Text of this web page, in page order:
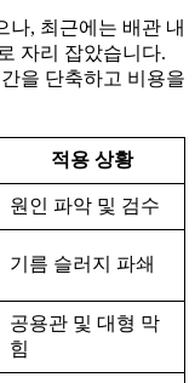
나, 최근에는 배관 내
자리 잡았습니다.
을 단축하고 비용을
적용 상황
원인 파악 및 검수
기름 슬러지 파쇄
공용관 및 대형 막
힘